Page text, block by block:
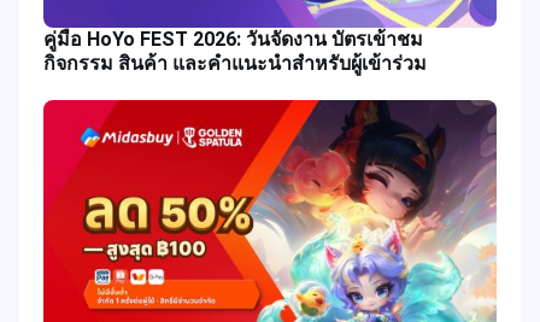
คู่มือ HoYo FEST 2026: วันจัดงาน บัตรเข้าชม
กิจกรรม สินค้า และคำแนะนำสำหรับผู้เข้าร่วม